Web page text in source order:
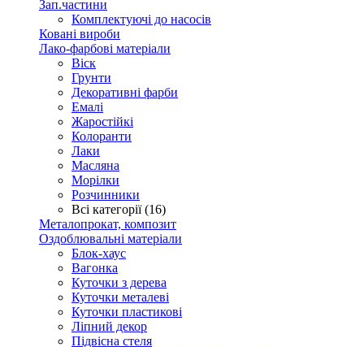
Зап.частини
Комплектуючі до насосів
Ковані вироби
Лако-фарбові матеріали
Віск
Грунти
Декоративні фарби
Емалі
Жаростійкі
Колоранти
Лаки
Масляна
Морілки
Розчинники
Всі категорії (16)
Металопрокат, композит
Оздоблювальні матеріали
Блок-хаус
Вагонка
Куточки з дерева
Куточки металеві
Куточки пластикові
Ліпний декор
Підвісна стеля